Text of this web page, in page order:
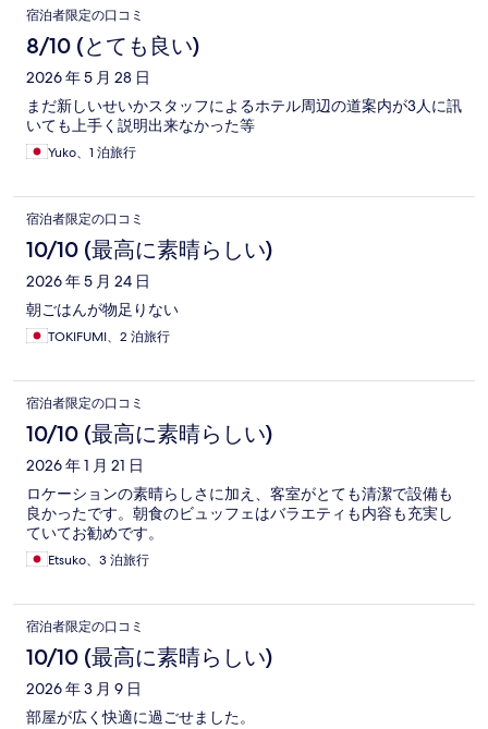
宿泊者限定の口コミ
8/10 (とても良い)
2026 年 5 月 28 日
まだ新しいせいかスタッフによるホテル周辺の道案内が3人に訊
いても上手く説明出来なかった等
Yuko、1 泊旅行
宿泊者限定の口コミ
10/10 (最高に素晴らしい)
2026 年 5 月 24 日
朝ごはんが物足りない
TOKIFUMI、2 泊旅行
宿泊者限定の口コミ
10/10 (最高に素晴らしい)
2026 年 1 月 21 日
ロケーションの素晴らしさに加え、客室がとても清潔で設備も
良かったです。朝食のビュッフェはバラエティも内容も充実し
ていてお勧めです。
Etsuko、3 泊旅行
宿泊者限定の口コミ
10/10 (最高に素晴らしい)
2026 年 3 月 9 日
部屋が広く快適に過ごせました。